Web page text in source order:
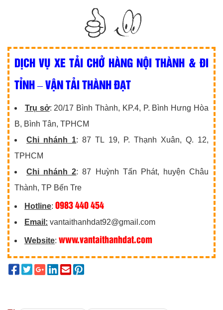
DỊCH VỤ XE TẢI CHỞ HÀNG NỘI THÀNH & ĐI
TỈNH – VẬN TẢI THÀNH ĐẠT
Trụ sở: 20/17 Bình Thành, KP.4, P. Bình Hưng Hòa
B, Bình Tân, TPHCM
Chi nhánh 1: 87 TL 19, P. Thạnh Xuân, Q. 12,
TPHCM
Chi nhánh 2: 87 Huỳnh Tấn Phát, huyện Châu
Thành, TP Bến Tre
Hotline: 0983 440 454
Email: vantaithanhdat92@gmail.com
Website: www.vantaithanhdat.com